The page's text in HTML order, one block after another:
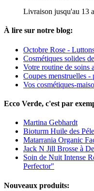
Livraison jusqu'au 13
À lire sur notre blog:
Octobre Rose -
Cosmétiques solides
Votre routine de soins
Coupes menstruelles
Vos cosmétiques-
Ecco Verde, c'est par
Martina Gebhardt
Bioturm Huile des
Matarrania Organic
Jack N Jill Brosse à
Soin de Nuit Intense
Perfector"
Nouveaux produits: